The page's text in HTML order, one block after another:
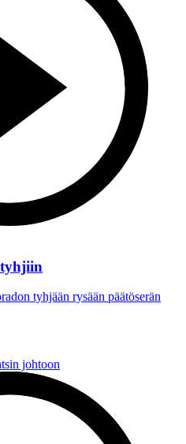
tyhjään rysään päätöserän